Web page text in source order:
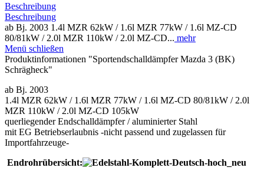
Beschreibung
Beschreibung
ab Bj. 2003 1.4l MZR 62kW / 1.6l MZR 77kW / 1.6l MZ-CD
80/81kW / 2.0l MZR 110kW / 2.0l MZ-CD... mehr
Menü schließen
Produktinformationen "Sportendschalldämpfer Mazda 3 (BK)
Schrägheck"
ab Bj. 2003
1.4l MZR 62kW / 1.6l MZR 77kW / 1.6l MZ-CD 80/81kW / 2.0l
MZR 110kW / 2.0l MZ-CD 105kW
querliegender Endschalldämpfer / aluminierter Stahl
mit EG Betriebserlaubnis -nicht passend und zugelassen für
Importfahrzeuge-
Endrohrübersicht: